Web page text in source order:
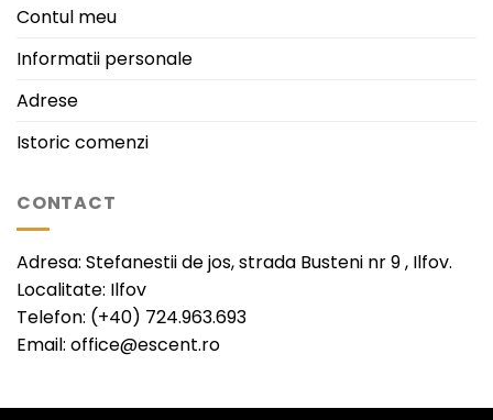
Contul meu
Informatii personale
Adrese
Istoric comenzi
CONTACT
Adresa: Stefanestii de jos, strada Busteni nr 9 , Ilfov.
Localitate: Ilfov
Telefon: (+40) 724.963.693
Email: office@escent.ro